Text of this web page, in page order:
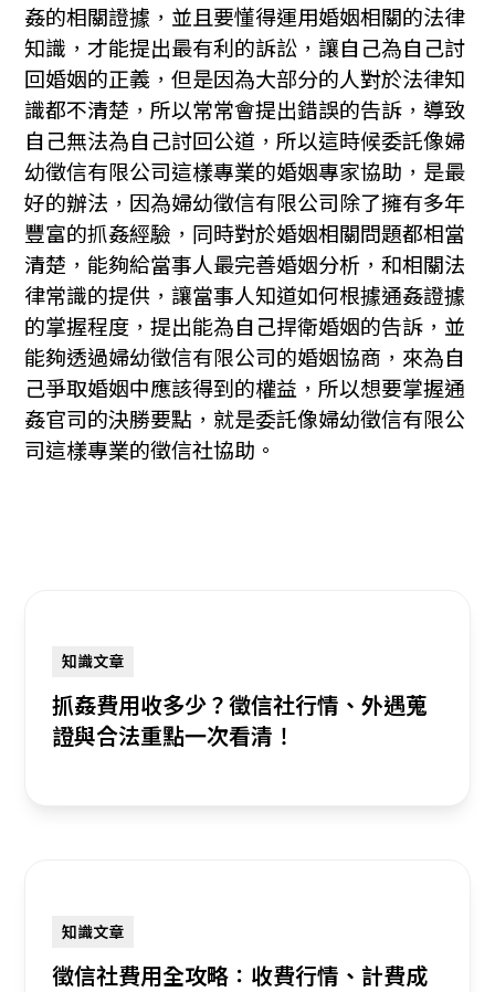
姦的相關證據，並且要懂得運用婚姻相關的法律
知識，才能提出最有利的訴訟，讓自己為自己討
回婚姻的正義，但是因為大部分的人對於法律知
識都不清楚，所以常常會提出錯誤的告訴，導致
自己無法為自己討回公道，所以這時候委託像婦
幼徵信有限公司這樣專業的婚姻專家協助，是最
好的辦法，因為婦幼徵信有限公司除了擁有多年
豐富的抓姦經驗，同時對於婚姻相關問題都相當
清楚，能夠給當事人最完善婚姻分析，和相關法
律常識的提供，讓當事人知道如何根據通姦證據
的掌握程度，提出能為自己捍衛婚姻的告訴，並
能夠透過婦幼徵信有限公司的婚姻協商，來為自
己爭取婚姻中應該得到的權益，所以想要掌握通
姦官司的決勝要點，就是委託像婦幼徵信有限公
司這樣專業的徵信社協助。
知識文章
抓姦費用收多少？徵信社行情、外遇蒐
證與合法重點一次看清！
知識文章
徵信社費用全攻略：收費行情、計費成